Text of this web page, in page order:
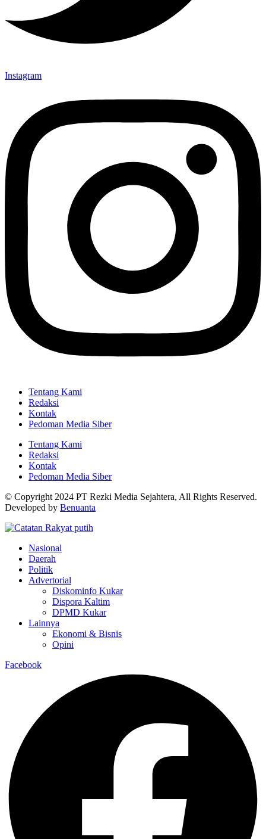
Instagram
Tentang Kami
Redaksi
Kontak
Pedoman Media Siber
Tentang Kami
Redaksi
Kontak
Pedoman Media Siber
© Copyright 2024 PT Rezki Media Sejahtera, All Rights Reserved.
Developed by Benuanta
Nasional
Daerah
Politik
Advertorial
Diskominfo Kukar
Dispora Kaltim
DPMD Kukar
Lainnya
Ekonomi & Bisnis
Opini
Facebook